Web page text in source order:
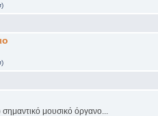
μουσικό όργανο...